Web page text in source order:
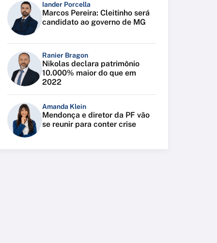
Iander Porcella
Marcos Pereira: Cleitinho será
candidato ao governo de MG
Ranier Bragon
Nikolas declara patrimônio
10.000% maior do que em
2022
Amanda Klein
Mendonça e diretor da PF vão
se reunir para conter crise